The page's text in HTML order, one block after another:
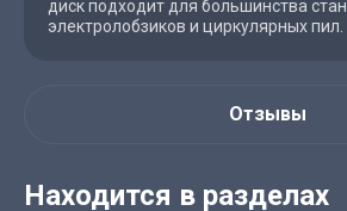
диск подходит для большинства
электролобзиков и циркулярных пил.
Отзывы
Находится в разделах